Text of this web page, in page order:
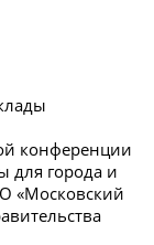
конференции
для города и
«Московский